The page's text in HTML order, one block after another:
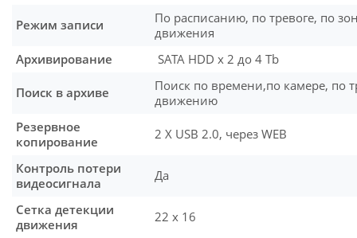
Режим записи
По расписанию, по тревоге, по
движения
Архивирование
SATA HDD х 2 до 4 Тb
Поиск в архиве
Поиск по времени,по камере, по
движению
Резервное
копирование
2 X USB 2.0, через WEB
Контроль потери
видеосигнала
Да
Сетка детекции
движения
22 х 16